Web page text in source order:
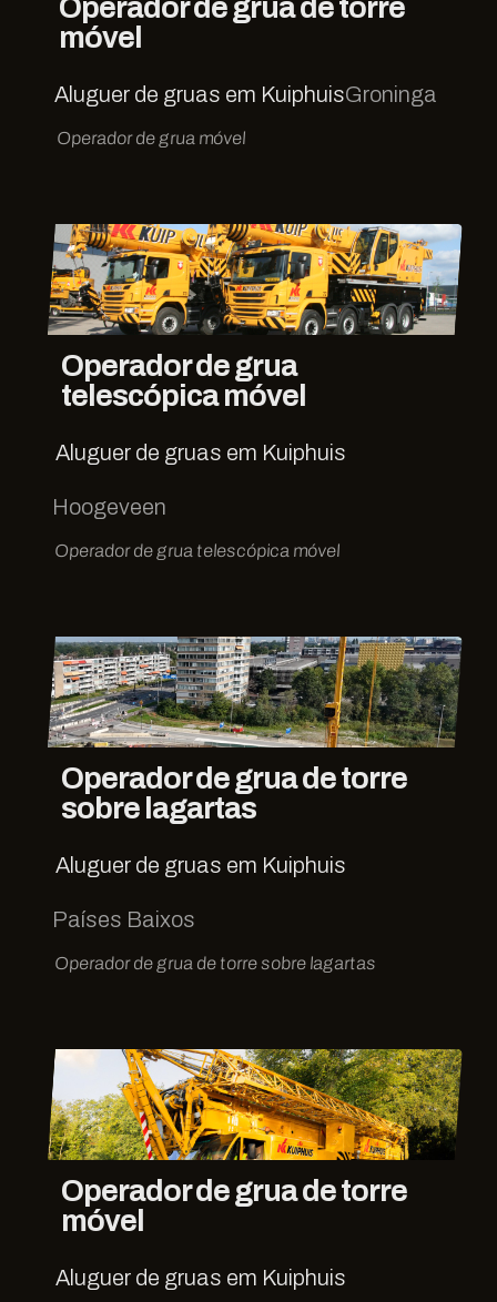
Operador de grua de torre
móvel
Aluguer de gruas em KuiphuisGroninga
Operador de grua móvel
Operador de grua
telescópica móvel
Aluguer de gruas em Kuiphuis
Hoogeveen
Operador de grua telescópica móvel
Operador de grua de torre
sobre lagartas
Aluguer de gruas em Kuiphuis
Países Baixos
Operador de grua de torre sobre lagartas
Operador de grua de torre
móvel
Aluguer de gruas em Kuiphuis